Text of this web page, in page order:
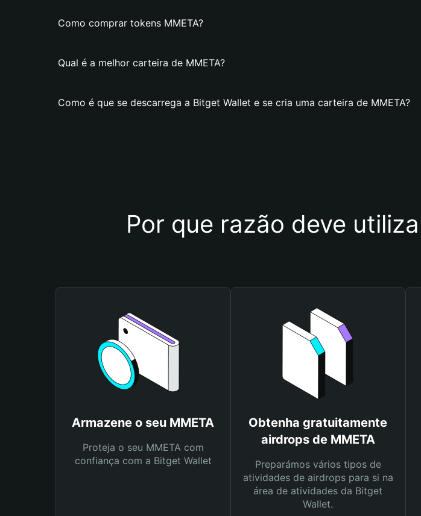
Como comprar tokens MMETA?
Qual é a melhor carteira de MMETA?
Como é que se descarrega a Bitget Wallet e se cria uma carteira de MMETA?
Por que razão deve
Armazene o seu MMETA
Proteja o seu MMETA com
confiança com a Bitget Wallet
Obtenha gratuitamente
airdrops de MMETA
Preparámos vários tipos de
atividades de airdrops para si na
área de atividades da Bitget
Wallet.